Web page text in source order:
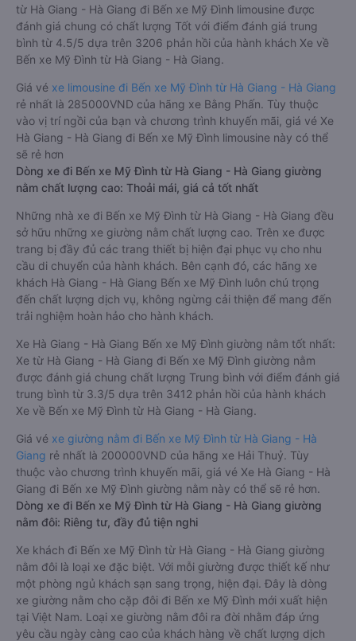
từ Hà Giang - Hà Giang đi Bến xe Mỹ Đình limousine được
đánh giá chung có chất lượng Tốt với điểm đánh giá trung
bình từ 4.5/5 dựa trên 3206 phản hồi của hành khách Xe về
Bến xe Mỹ Đình từ Hà Giang - Hà Giang.
Giá vé xe limousine đi Bến xe Mỹ Đình từ Hà Giang - Hà Giang
rẻ nhất là 285000VND của hãng xe Bằng Phấn. Tùy thuộc
vào vị trí ngồi của bạn và chương trình khuyến mãi, giá vé Xe
Hà Giang - Hà Giang đi Bến xe Mỹ Đình limousine này có thể
sẽ rẻ hơn
Dòng xe đi Bến xe Mỹ Đình từ Hà Giang - Hà Giang giường
nằm chất lượng cao: Thoải mái, giá cả tốt nhất
Những nhà xe đi Bến xe Mỹ Đình từ Hà Giang - Hà Giang đều
sở hữu những xe giường nằm chất lượng cao. Trên xe được
trang bị đầy đủ các trang thiết bị hiện đại phục vụ cho nhu
cầu di chuyển của hành khách. Bên cạnh đó, các hãng xe
khách Hà Giang - Hà Giang Bến xe Mỹ Đình luôn chú trọng
đến chất lượng dịch vụ, không ngừng cải thiện để mang đến
trải nghiệm hoàn hảo cho hành khách.
Xe Hà Giang - Hà Giang Bến xe Mỹ Đình giường nằm tốt nhất:
Xe từ Hà Giang - Hà Giang đi Bến xe Mỹ Đình giường nằm
được đánh giá chung chất lượng Trung bình với điểm đánh giá
trung bình từ 3.3/5 dựa trên 3412 phản hồi của hành khách
Xe về Bến xe Mỹ Đình từ Hà Giang - Hà Giang.
Giá vé xe giường nằm đi Bến xe Mỹ Đình từ Hà Giang - Hà
Giang rẻ nhất là 200000VND của hãng xe Hải Thuỷ. Tùy
thuộc vào chương trình khuyến mãi, giá vé Xe Hà Giang - Hà
Giang đi Bến xe Mỹ Đình giường nằm này có thể sẽ rẻ hơn.
Dòng xe đi Bến xe Mỹ Đình từ Hà Giang - Hà Giang giường
nằm đôi: Riêng tư, đầy đủ tiện nghi
Xe khách đi Bến xe Mỹ Đình từ Hà Giang - Hà Giang giường
nằm đôi là loại xe đặc biệt. Với mỗi giường được thiết kế như
một phòng ngủ khách sạn sang trọng, hiện đại. Đây là dòng
xe giường nằm cho cặp đôi đi Bến xe Mỹ Đình mới xuất hiện
tại Việt Nam. Loại xe giường nằm đôi ra đời nhằm đáp ứng
yêu cầu ngày càng cao của khách hàng về chất lượng dịch